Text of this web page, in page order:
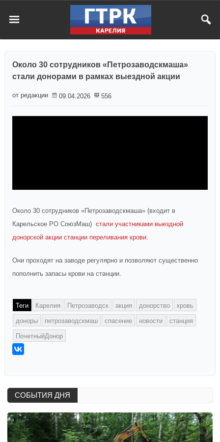
Около 30 сотрудников «Петрозаводскмаша»
стали донорами в рамках выездной акции
от редакции 09.04.2026 556
Около 30 сотрудников «Петрозаводскмаша» (входит в
Карельское РО СоюзМаш) стали участниками выездной
донорской акции станции переливания крови.
Они проходят на заводе регулярно и позволяют существенно
пополнить запасы крови на станции.
Теги Карелия Петрозаводск акция донорство кровь
доноры петрозаводскмаш спасение новости станция
ПочетныйДонор
СОБЫТИЯ ДНЯ